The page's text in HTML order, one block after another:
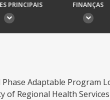
PRINCIPAIS FINANÇAS
Adaptable Program
of Regional Health